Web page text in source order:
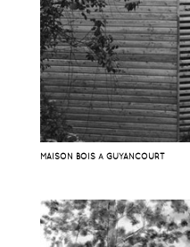
MAISON BOIS À GUYANCOURT